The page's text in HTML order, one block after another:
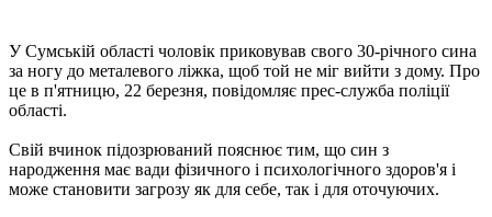
У Сумській області чоловік приковував свого 30-річного сина
за ногу до металевого ліжка, щоб той не міг вийти з дому. Про
це в п'ятницю, 22 березня, повідомляє прес-служба поліції
області.
Свій вчинок підозрюваний пояснює тим, що син з
народження має вади фізичного і психологічного здоров'я і ​​
може становити загрозу як для себе, так і для оточуючих.